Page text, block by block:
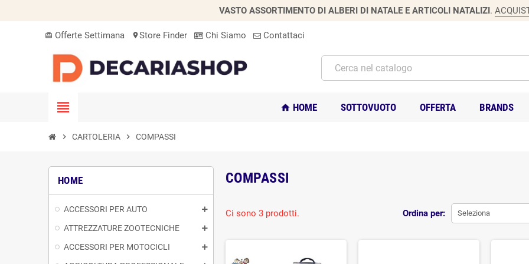
VASTO ASSORTIMENTO DI ALBERI DI NATALE E ARTICOLI NATALIZI.
card_giftcard Offerte Settimana location_onStore Finder Chi Siamo Contattaci
view_headline home HOME SOTTOVUOTO OFFERTA BRANDS
chevron_right CARTOLERIA chevron_right COMPASSI
HOME
ACCESSORI PER AUTO
ATTREZZATURE ZOOTECNICHE
ACCESSORI PER MOTOCICLI
COMPASSI
Ordina per: Seleziona
Ci sono 3 prodotti.